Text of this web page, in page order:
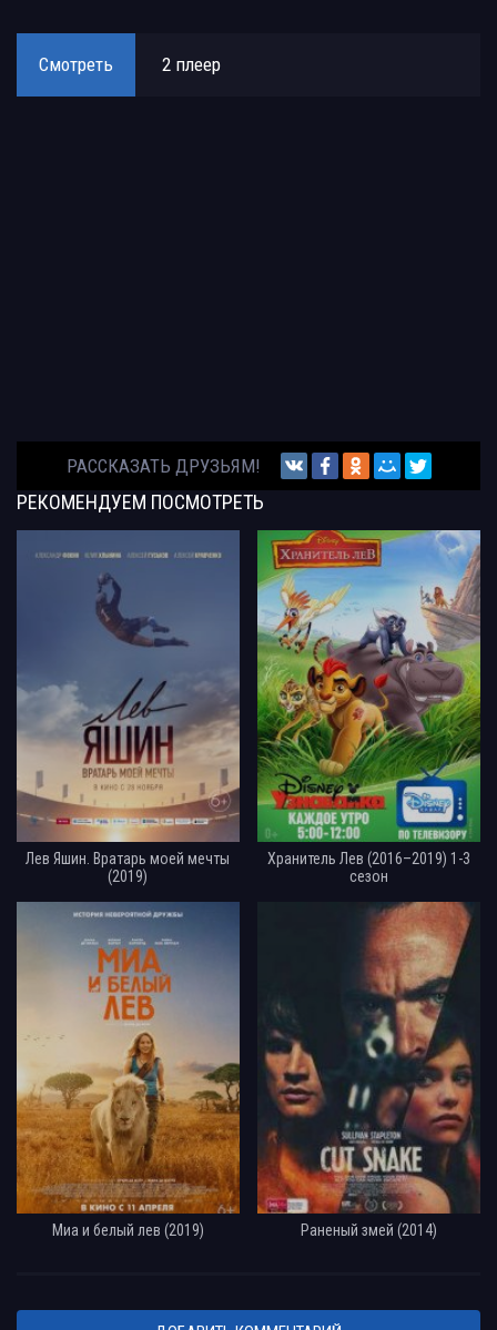
Смотреть 2 плеер
РАССКАЗАТЬ ДРУЗЬЯМ!
РЕКОМЕНДУЕМ ПОСМОТРЕТЬ
Лев Яшин. Вратарь моей мечты
(2019)
Хранитель Лев (2016–2019) 1-3
сезон
Миа и белый лев (2019) Раненый змей (2014)